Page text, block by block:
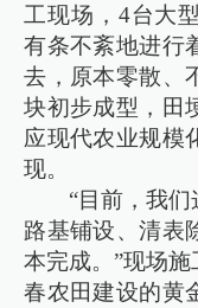
工现场，4台大
有条不紊地进行
去，原本零散、
块初步成型，田
应现代农业规模
现。
“目前，我
路基铺设、清表
本完成。”现场
春农田建设的黄